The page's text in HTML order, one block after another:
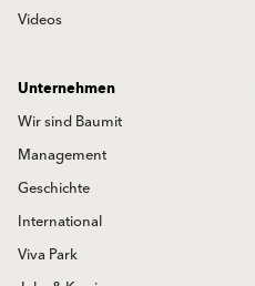
Videos
Unternehmen
Wir sind Baumit
Management
Geschichte
International
Viva Park